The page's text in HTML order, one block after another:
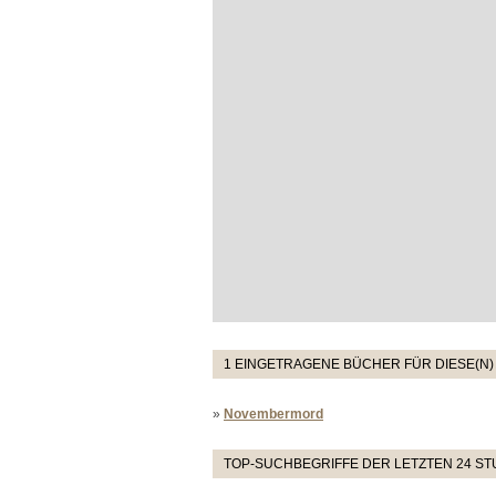
1 EINGETRAGENE BÜCHER FÜR DIESE(N)
» Novembermord
TOP-SUCHBEGRIFFE DER LETZTEN 24